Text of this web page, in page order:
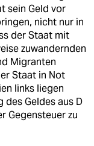
sein Geld vor
nicht nur in
der Staat mit
zuwandernden
Migranten
Staat in Not
links liegen
des Geldes aus D
Gegensteuer zu